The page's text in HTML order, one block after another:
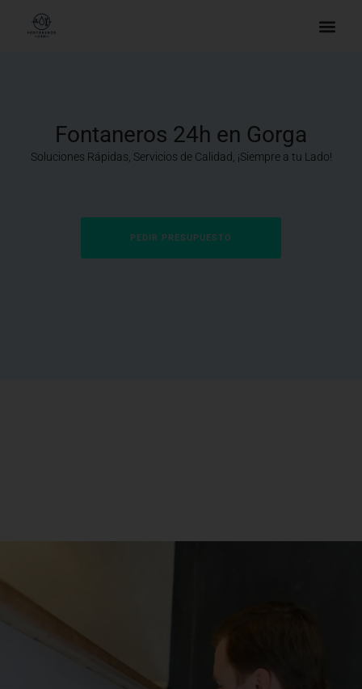
Fontaneros 24h en Gorga
Soluciones Rápidas, Servicios de Calidad, ¡Siempre a tu Lado!
PEDIR PRESUPUESTO